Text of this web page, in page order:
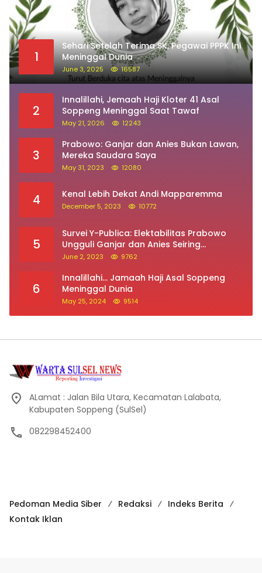
1
Sehari Setelah Terima SK, Pegawai PPPK Ini
Meninggal Dunia
June 3, 2025 16587
2
Innalillahi, Jemaah Haji Kloter 41 Asal
Soppeng Meninggal Saat Tawaf
May 21, 2026 12243
3
Prabowo: Ganjar dan Anies Bukan Lawan,
Mereka Saudara Saya
May 31, 2023 12080
4 Kenal Lebih Dekat Andi Mapparemma
December 5, 2023 10772
5
Survei Y-Publica: Elektabilitas Prabowo
Ungguli Ganjar dan Anies Seiring
Kepuasan Terhadap Jokowi Naik
June 2, 2023 9762
6
Innalillahi… Jamaah Haji Asal Soppeng
Meninggal Dunia
May 25, 2024 9514
ALamat : Jalan Bila Utara, Kecamatan Lalabata,
Kabupaten Soppeng (SulSel)
082298452400
Pedoman Media Siber Redaksi
Indeks Berita
Kontak Iklan